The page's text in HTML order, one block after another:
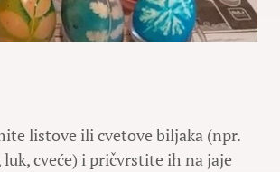
listove ili cvetove biljaka (npr.
luk, cveće) i pričvrstite ih na jaje